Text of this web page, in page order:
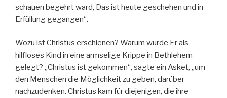
schauen begehrt ward, Das ist heute geschehen und in
Erfüllung gegangen“.
Wozu ist Christus erschienen? Warum wurde Er als
hilfloses Kind in eine armselige Krippe in Bethlehem
gelegt? „Christus ist gekommen“, sagte ein Asket, „um
den Menschen die Möglichkeit zu geben, darüber
nachzudenken. Christus kam für diejenigen, die ihre